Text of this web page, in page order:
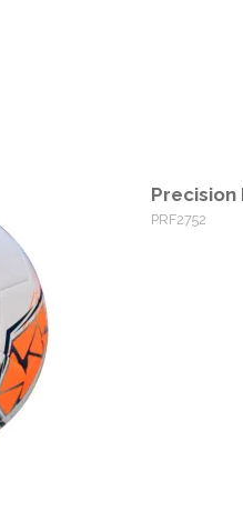
Precision
PRF2752